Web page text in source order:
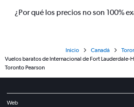
¿Por qué los precios no son 100%
Inicio Canadá
Vuelos baratos de Internacional de Fort
Toronto Pearson
Web